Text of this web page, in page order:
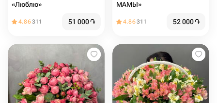
«Люблю»
4.86311 51 000֏
МАМЫ»
4.86311 52 000֏